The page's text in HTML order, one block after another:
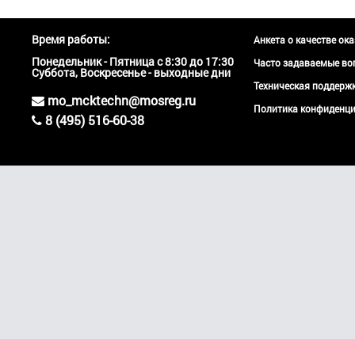
Время работы:
Понедельник - Пятница с 8:30 до 17:30
Суббота, Воскресенье - выходные дни
mo_mcktechn@mosreg.ru
8 (495) 516-60-38
Анкета о качестве
Часто задаваемые
Техническая
Политика